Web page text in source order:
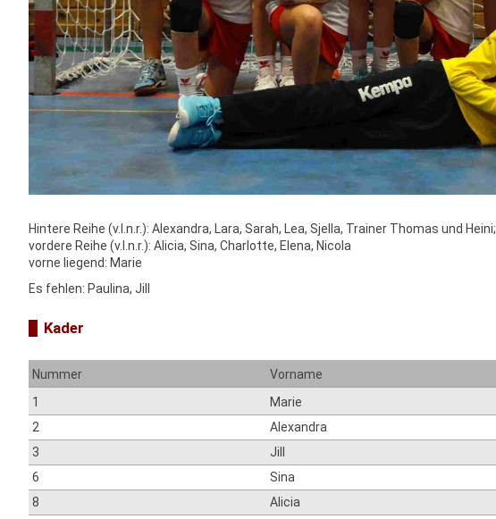
Hintere Reihe (v.l.n.r.): Alexandra, Lara, Sarah, Lea, Sjella, Trainer Thomas und Heini;
vordere Reihe (v.l.n.r.): Alicia, Sina, Charlotte, Elena, Nicola
vorne liegend: Marie
Es fehlen: Paulina, Jill
Kader
Nummer Vorname
1
Marie
2
Alexandra
3
Jill
6
Sina
8
Alicia